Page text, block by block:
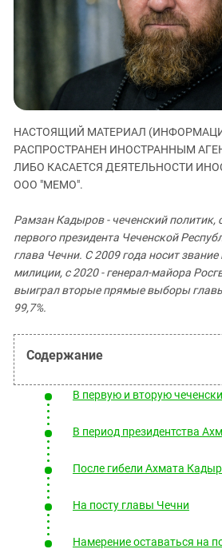
ЗАСТАВЛЯЕТ
КАВКАЗ ЗА
Кабардино-Балкария
Калмыкия
Карачаево-Черкесия
Краснодарский край
Нагорный Карабах
Российская Федерация
Северная Осетия - Алания
СКФО
Ставропольский край
Чечня
Южная Осетия
Южный Кавказ
ЮФО
НАСТОЯЩИЙ МАТЕРИАЛ
РАСПРОСТРАНЕН ИНОСТРАННЫМ
ЛИБО КАСАЕТСЯ ДЕЯТЕЛЬНОСТИ
ООО "МЕМО".
Рамзан Кадыров - чеченский
первого президента Чеченской
глава Чечни. С 2009 года носит
милиции, с 2020 - генерал-майора
выиграл вторые прямые выборы
99,7%.
В первую и вторую
В период президентства
После гибели Ахмата
На посту главы Чечни
Намерение оставаться на